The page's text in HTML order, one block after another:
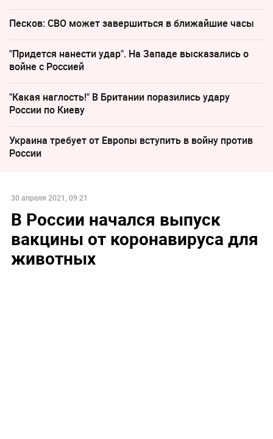
Песков: СВО может завершиться в ближайшие часы
"Придется нанести удар". На Западе высказались о
войне с Россией
"Какая наглость!" В Британии поразились удару
России по Киеву
Украина требует от Европы вступить в войну против
России
30 апреля 2021, 09:21
В России начался выпуск
вакцины от коронавируса для
животных